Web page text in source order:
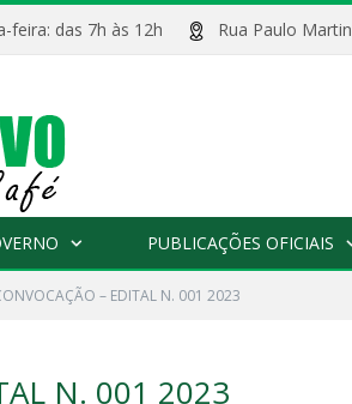
feira: das 7h às 12h Rua Paulo
PUBLICAÇÕES OFICIAIS
– EDITAL N. 001 2023
N. 001 2023